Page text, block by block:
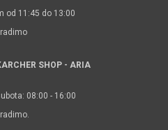
od 11:45 do 13:00
SHOP - ARIA
08:00 - 16:00